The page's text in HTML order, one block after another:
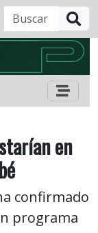
en
confirmado
programa